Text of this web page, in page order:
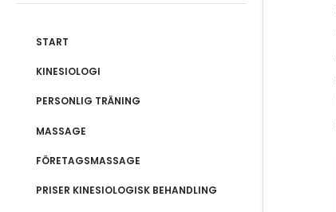
START
KINESIOLOGI
PERSONLIG TRÄNING
MASSAGE
FÖRETAGSMASSAGE
PRISER KINESIOLOGISK BEHANDLING